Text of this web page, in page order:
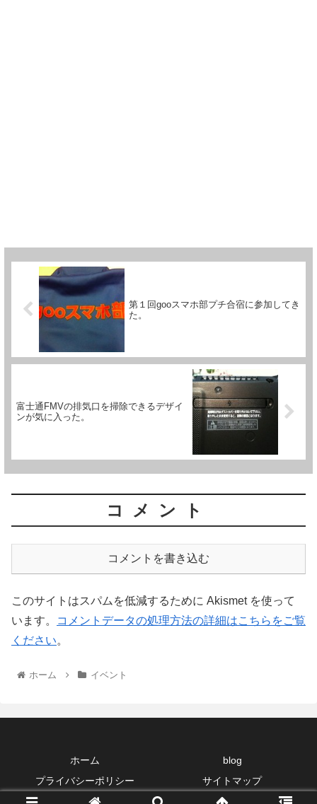
第１回gooスマホ部プチ合宿に参加してき
た。
富士通FMVの排気口を掃除できるデザイ
ンが気に入った。
コメント
コメントを書き込む
このサイトはスパムを低減するために Akismet を使って
います。
コメントデータの処理方法の詳細はこちらをご覧
ください。
ホーム イベント
ホーム
blog
プライバシーポリシー
サイトマップ